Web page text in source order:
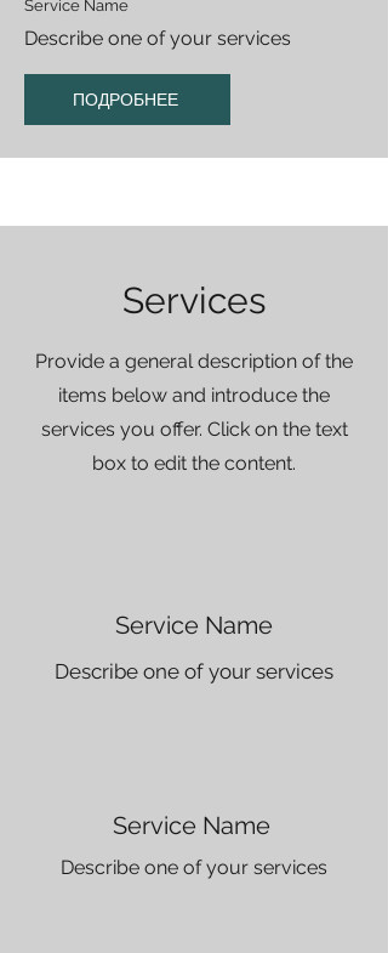
Service Name
Describe one of your services
ПОДРОБНЕЕ
Services
Provide a general description of the
items below and introduce the
services you offer. Click on the text
box to edit the content.
Service Name
Describe one of your services
Service Name
Describe one of your services